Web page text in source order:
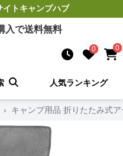
イトキャンプハブ
入で送料無料
0 0
人気ランキング
› キャンプ用品 折りたたみ式